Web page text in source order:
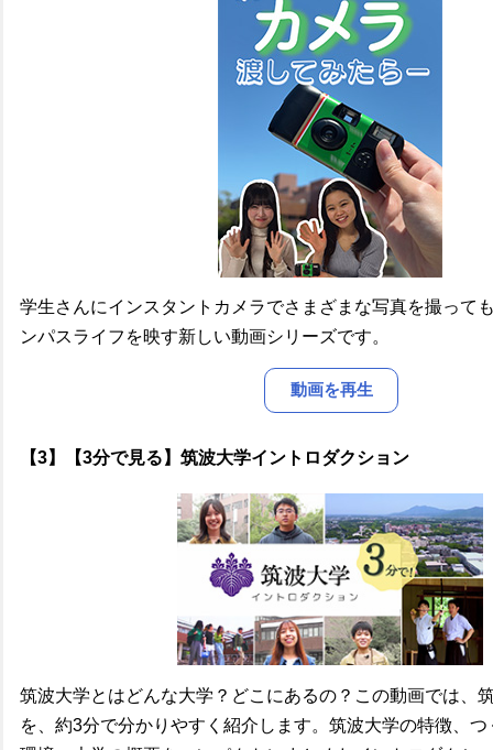
学生さんにインスタントカメラでさまざまな写真を撮って
ンパスライフを映す新しい動画シリーズです。
動画を再生
【3】【3分で見る】筑波大学イントロダクション
筑波大学とはどんな大学？どこにあるの？この動画では、
を、約3分で分かりやすく紹介します。筑波大学の特徴、